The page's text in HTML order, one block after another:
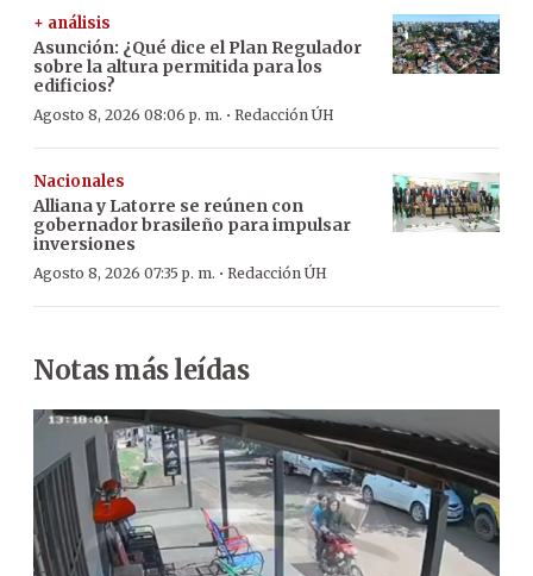
+ análisis
Asunción: ¿Qué dice el Plan Regulador
sobre la altura permitida para los
edificios?
Agosto 8, 2026 08:06 p. m. · Redacción ÚH
Nacionales
Alliana y Latorre se reúnen con
gobernador brasileño para impulsar
inversiones
Agosto 8, 2026 07:35 p. m. · Redacción ÚH
Notas más leídas